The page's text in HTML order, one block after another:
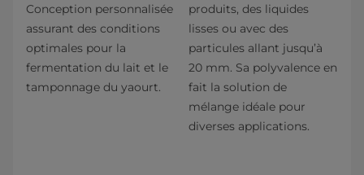
Conception personnalisée
assurant des conditions
optimales pour la
fermentation du lait et le
tamponnage du yaourt.
produits, des liquides
lisses ou avec des
particules allant jusqu’à
20 mm. Sa polyvalence en
fait la solution de
mélange idéale pour
diverses applications.